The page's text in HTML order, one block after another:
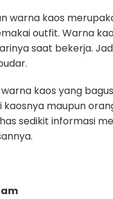
warna kaos
outfit. Warna
saat bekerja.
kaos yang
kaosnya maupun
sedikit informasi